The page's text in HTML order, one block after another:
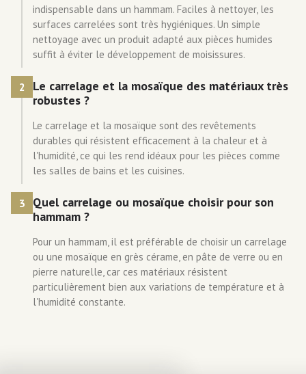
indispensable dans un hammam. Faciles à nettoyer, les
surfaces carrelées sont très hygiéniques. Un simple
nettoyage avec un produit adapté aux pièces humides
suffit à éviter le développement de moisissures.
2
Le carrelage et la mosaïque des matériaux très
robustes ?
Le carrelage et la mosaïque sont des revêtements
durables qui résistent efficacement à la chaleur et à
l'humidité, ce qui les rend idéaux pour les pièces comme
les salles de bains et les cuisines.
3
Quel carrelage ou mosaïque choisir pour son
hammam ?
Pour un hammam, il est préférable de choisir un carrelage
ou une mosaïque en grès cérame, en pâte de verre ou en
pierre naturelle, car ces matériaux résistent
particulièrement bien aux variations de température et à
l'humidité constante.